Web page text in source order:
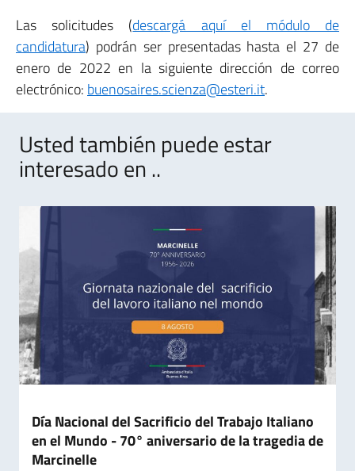
Las solicitudes (descargá aquí el módulo de
candidatura) podrán ser presentadas hasta el 27 de
enero de 2022 en la siguiente dirección de correo
electrónico: buenosaires.scienza@esteri.it.
Usted también puede estar
interesado en ..
Día Nacional del Sacrificio del Trabajo Italiano
en el Mundo - 70° aniversario de la tragedia de
Marcinelle